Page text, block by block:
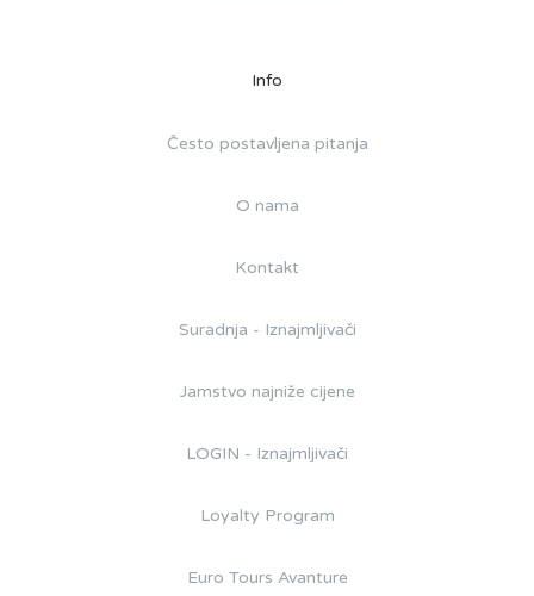
Info
Često postavljena pitanja
O nama
Kontakt
Suradnja - Iznajmljivači
Jamstvo najniže cijene
LOGIN - Iznajmljivači
Loyalty Program
Euro Tours Avanture